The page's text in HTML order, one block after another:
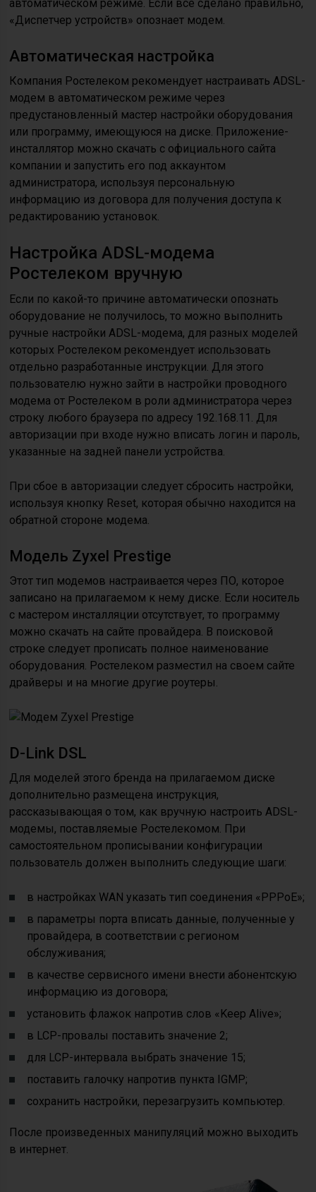
автоматическом режиме. Если все сделано правильно,
«Диспетчер устройств» опознает модем.
Автоматическая настройка
Компания Ростелеком рекомендует настраивать ADSL-
модем в автоматическом режиме через
предустановленный мастер настройки оборудования
или программу, имеющуюся на диске. Приложение-
инсталлятор можно скачать с официального сайта
компании и запустить его под аккаунтом
администратора, используя персональную
информацию из договора для получения доступа к
редактированию установок.
Настройка ADSL-модема
Ростелеком вручную
Если по какой-то причине автоматически опознать
оборудование не получилось, то можно выполнить
ручные настройки ADSL-модема, для разных моделей
которых Ростелеком рекомендует использовать
отдельно разработанные инструкции. Для этого
пользователю нужно зайти в настройки проводного
модема от Ростелеком в роли администратора через
строку любого браузера по адресу 192.168.11. Для
авторизации при входе нужно вписать логин и пароль,
указанные на задней панели устройства.
При сбое в авторизации следует сбросить настройки,
используя кнопку Reset, которая обычно находится на
обратной стороне модема.
Модель Zyxel Prestige
Этот тип модемов настраивается через ПО, которое
записано на прилагаемом к нему диске. Если носитель
с мастером инсталляции отсутствует, то программу
можно скачать на сайте провайдера. В поисковой
строке следует прописать полное наименование
оборудования. Ростелеком разместил на своем сайте
драйверы и на многие другие роутеры.
D-Link DSL
Для моделей этого бренда на прилагаемом диске
дополнительно размещена инструкция,
рассказывающая о том, как вручную настроить ADSL-
модемы, поставляемые Ростелекомом. При
самостоятельном прописывании конфигурации
пользователь должен выполнить следующие шаги:
в настройках WAN указать тип соединения «PPPoE»;
в параметры порта вписать данные, полученные у
провайдера, в соответствии с регионом
обслуживания;
в качестве сервисного имени внести абонентскую
информацию из договора;
установить флажок напротив слов «Keep Alive»;
в LCP-провалы поставить значение 2;
для LCP-интервала выбрать значение 15;
поставить галочку напротив пункта IGMP;
сохранить настройки, перезагрузить компьютер.
После произведенных манипуляций можно выходить
в интернет.